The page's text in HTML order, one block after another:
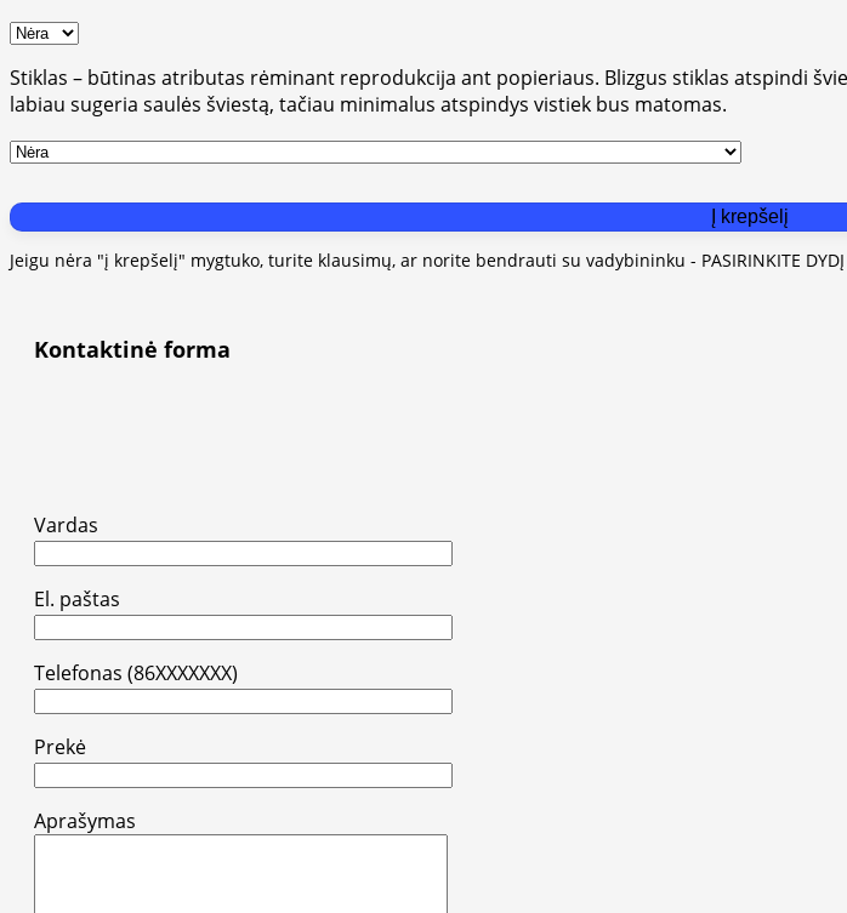
Stiklas – būtinas atributas rėminant reprodukcija ant popieriaus. Blizgus stiklas atspindi
labiau sugeria saulės šviestą, tačiau minimalus atspindys vistiek bus matomas.
Į krepšelį
Jeigu nėra "į krepšelį" mygtuko, turite klausimų, ar norite bendrauti su vadybininku - PASIRINKITE
Kontaktinė forma
Vardas
El. paštas
Telefonas (86XXXXXXX)
Prekė
Aprašymas